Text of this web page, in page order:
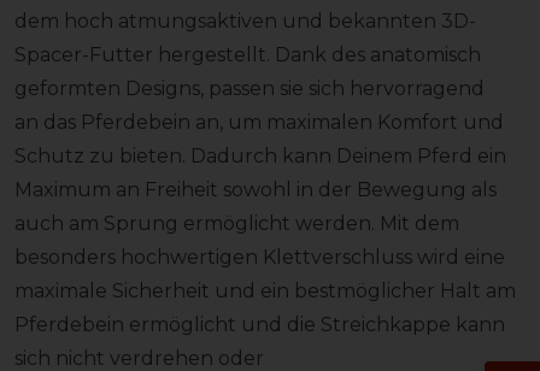
dem hoch atmungsaktiven und bekannten 3D-
Spacer-Futter hergestellt. Dank des anatomisch
geformten Designs, passen sie sich hervorragend
an das Pferdebein an, um maximalen Komfort und
Schutz zu bieten. Dadurch kann Deinem Pferd ein
Maximum an Freiheit sowohl in der Bewegung als
auch am Sprung ermöglicht werden. Mit dem
besonders hochwertigen Klettverschluss wird eine
maximale Sicherheit und ein bestmöglicher Halt am
Pferdebein ermöglicht und die Streichkappe kann
sich nicht verdrehen oder